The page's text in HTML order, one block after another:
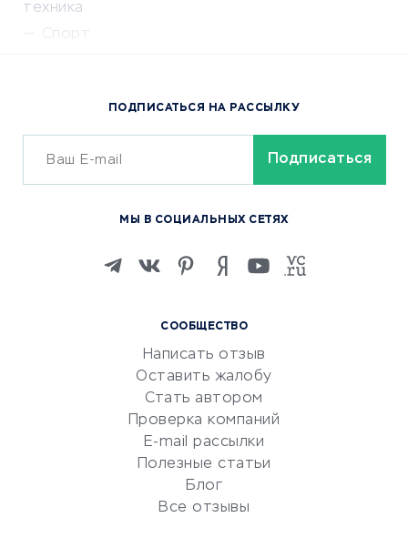
техника
Спорт
Сервисы доставки
ОБУЧЕНИЕ И РАБОТА
Изучение иностранных
Маркетинг и продажи
Репетиторство
Красота и здоровье
Сервисы по поиску работы
Сетевой маркетинг
УСЛУГИ ДЛЯ БИЗНЕСА
СООБЩЕСТВО
Написать отзыв
Оставить жалобу
Стать автором
Проверка компаний
E-mail рассылки
Полезные статьи
Блог
Все отзывы
ПОДПИСАТЬСЯ НА РАССЫЛКУ
МЫ В СОЦИАЛЬНЫХ СЕТЯХ